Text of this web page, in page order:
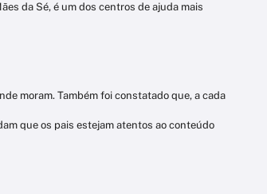
da Sé, é um dos centros de ajuda mais
moram. Também foi constatado que, a cada
que os pais estejam atentos ao conteúdo